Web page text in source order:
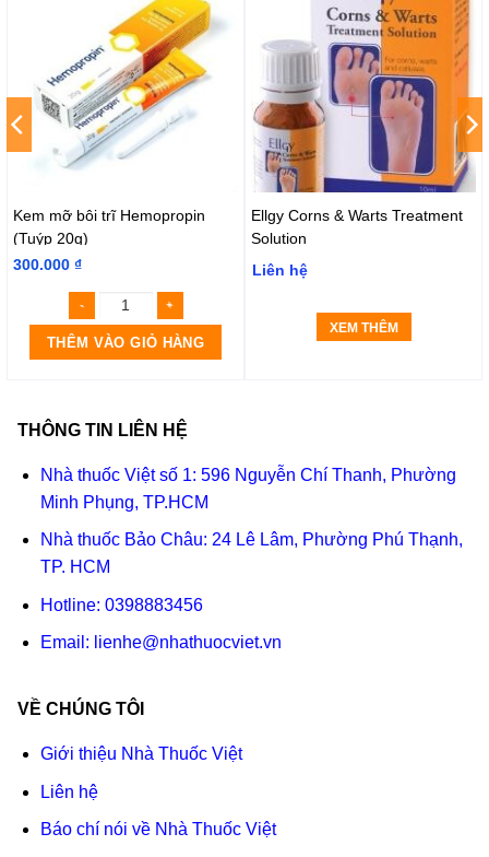
Kem mỡ bôi trĩ Hemopropin
(Tuýp 20g)
300.000 ₫
THÊM VÀO GIỎ HÀNG
Ellgy Corns & Warts Treatment
Solution
Liên hệ
XEM THÊM
THÔNG TIN LIÊN HỆ
Nhà thuốc Việt số 1: 596 Nguyễn Chí Thanh, Phường
Minh Phụng, TP.HCM
Nhà thuốc Bảo Châu: 24 Lê Lâm, Phường Phú Thạnh,
TP. HCM
Hotline: 0398883456
Email: lienhe@nhathuocviet.vn
VỀ CHÚNG TÔI
Giới thiệu Nhà Thuốc Việt
Liên hệ
Báo chí nói về Nhà Thuốc Việt